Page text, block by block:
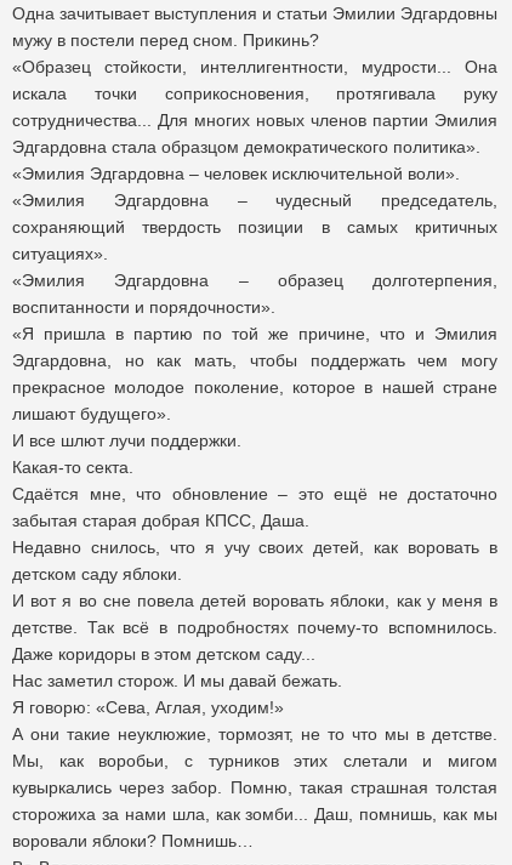
Одна зачитывает выступления и статьи Эмилии Эдгардовны
мужу в постели перед сном. Прикинь?
«Образец стойкости, интеллигентности, мудрости... Она
искала точки соприкосновения, протягивала руку
сотрудничества... Для многих новых членов партии Эмилия
Эдгардовна стала образцом демократического политика».
«Эмилия Эдгардовна – человек исключительной воли».
«Эмилия Эдгардовна – чудесный председатель,
сохраняющий твердость позиции в самых критичных
ситуациях».
«Эмилия Эдгардовна – образец долготерпения,
воспитанности и порядочности».
«Я пришла в партию по той же причине, что и Эмилия
Эдгардовна, но как мать, чтобы поддержать чем могу
прекрасное молодое поколение, которое в нашей стране
лишают будущего».
И все шлют лучи поддержки.
Какая-то секта.
Сдаётся мне, что обновление – это ещё не достаточно
забытая старая добрая КПСС, Даша.
Недавно снилось, что я учу своих детей, как воровать в
детском саду яблоки.
И вот я во сне повела детей воровать яблоки, как у меня в
детстве. Так всё в подробностях почему-то вспомнилось.
Даже коридоры в этом детском саду...
Нас заметил сторож. И мы давай бежать.
Я говорю: «Сева, Аглая, уходим!»
А они такие неуклюжие, тормозят, не то что мы в детстве.
Мы, как воробьи, с турников этих слетали и мигом
кувыркались через забор. Помню, такая страшная толстая
сторожиха за нами шла, как зомби... Даш, помнишь, как мы
воровали яблоки? Помнишь…